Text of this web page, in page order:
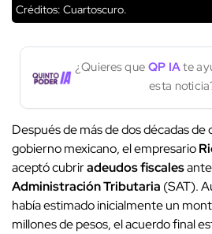
Créditos: Cuartoscuro.
¿Quieres que QP IAte
esta
Después de más de dos décadas
gobierno mexicano, el empresario
aceptó cubriradeudos fiscales
Administración Tributaria (SAT).
había estimado inicialmente un
millones de pesos, el acuerdo final